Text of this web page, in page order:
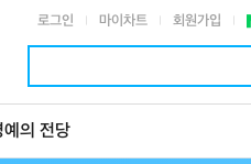
로그인 마이차트 회원가입
예의 전당